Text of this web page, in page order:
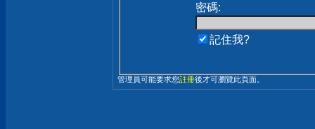
密碼:
記住我?
管理員可能要求您註冊後才可瀏覽此頁面。